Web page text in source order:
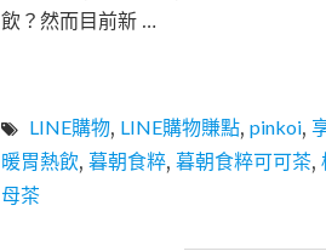
飲？然而目前新 …
LINE購物, LINE購物賺點, pinkoi,
暖胃熱飲, 暮朝食粹, 暮朝食粹可可茶,
母茶